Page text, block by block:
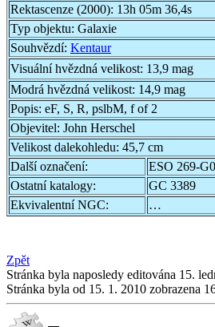
Rektascenze (2000): 13h 05m 36,4s
Typ objektu: Galaxie
Souhvězdí: Kentaur
Visuální hvězdná velikost: 13,9 mag
Modrá hvězdná velikost: 14,9 mag
Popis: eF, S, R, pslbM, f of 2
Objevitel: John Herschel
Velikost dalekohledu: 45,7 cm
Další označení:
ESO 269-
Ostatní katalogy:
GC 3389
Ekvivalentní NGC:
…
Zpět
Stránka byla naposledy editována 15.
Stránka byla od 15. 1. 2010 zobrazena